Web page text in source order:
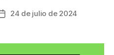
Fecha
entrada
24 de julio de 2024